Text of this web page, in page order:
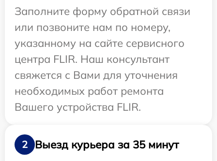
Заполните форму обратной связи
или позвоните нам по номеру,
указанному на сайте сервисного
центра FLIR. Наш консультант
свяжется с Вами для уточнения
необходимых работ ремонта
Вашего устройства FLIR.
2
Выезд курьера за 35 минут